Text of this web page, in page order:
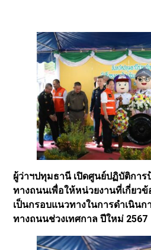
ผู้ว่าฯปทุมธานี เปิดศูนย์ปฏิบัติกา
ทางถนนเพื่อให้หน่วยงานที่เกี่ยวข้
เป็นกรอบแนวทางในการดำเนิน
ทางถนนช่วงเทศกาล ปีใหม่ 2567